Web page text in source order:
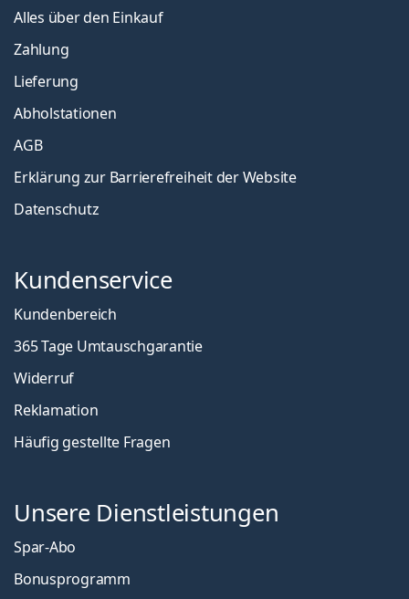
Alles über den Einkauf
Zahlung
Lieferung
Abholstationen
AGB
Erklärung zur Barrierefreiheit der Website
Datenschutz
Kundenservice
Kundenbereich
365 Tage Umtauschgarantie
Widerruf
Reklamation
Häufig gestellte Fragen
Unsere Dienstleistungen
Spar-Abo
Bonusprogramm